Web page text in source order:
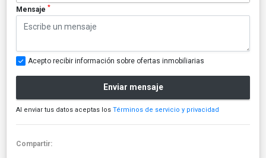
Mensaje *
Acepto recibir información sobre ofertas inmobiliarias
Enviar mensaje
Al enviar tus datos aceptas los Términos de servicio y privacidad
Compartir: